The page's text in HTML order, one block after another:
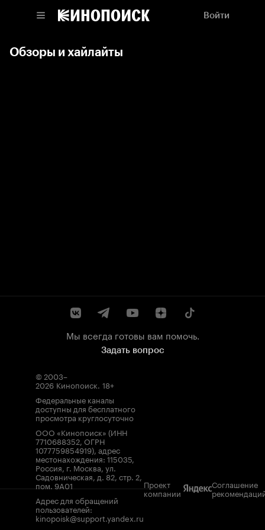
Войти
Обзоры и хайлайты
Мы всегда готовы вам помочь.
Задать вопрос
© 2003–
2026 Кинопоиск. 18+
Федеральные каналы
доступны для бесплатного
просмотра круглосуточно
ООО «Кинопоиск» (ИНН
7710688352, ОГРН
1077759854919), адрес
местонахождения: 115035,
Россия, г. Москва, ул.
Садовническая, д. 82, стр. 2,
пом. 9А01
Адрес для обращений
пользователей:
kinopoisk@support.yandex.ru
Проект
компании
Соглашение